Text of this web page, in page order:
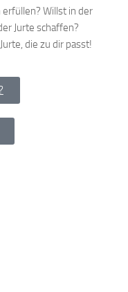
Willst in der
Jurte schaffen?
die zu dir passt!